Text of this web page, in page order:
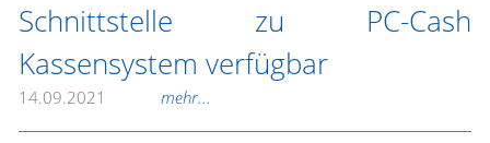
Schnittstelle zu PC-Cash
Kassensystem verfügbar
14.09.2021 mehr...